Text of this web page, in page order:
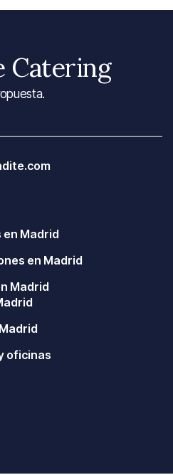
Catering
Madrid
en Madrid
Madrid
oficinas